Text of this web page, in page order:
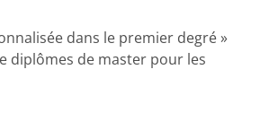
dans le premier degré »
diplômes de master pour les